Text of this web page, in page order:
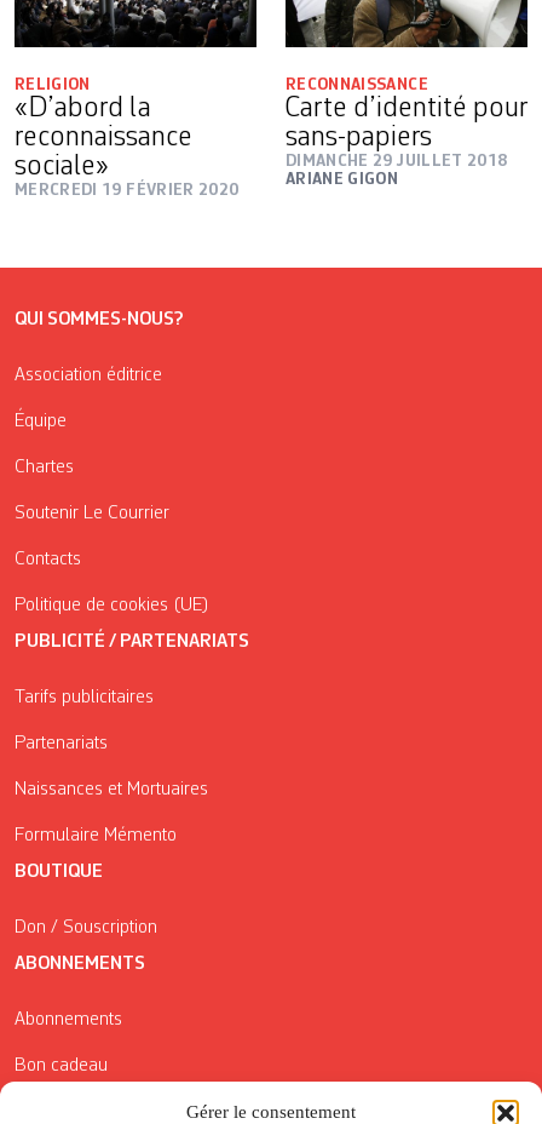
Gérer le consentement
RELIGION
«D’abord la
reconnaissance
sociale»
MERCREDI 19 FÉVRIER 2020
RECONNAISSANCE
Carte d’identité pour
sans-papiers
DIMANCHE 29 JUILLET 2018
ARIANE GIGON
QUI SOMMES-NOUS?
Association éditrice
Équipe
Chartes
Soutenir Le Courrier
Contacts
Politique de cookies (UE)
PUBLICITÉ / PARTENARIATS
Tarifs publicitaires
Partenariats
Naissances et Mortuaires
Formulaire Mémento
BOUTIQUE
Don / Souscription
ABONNEMENTS
Abonnements
Bon cadeau
Conditions générales de vente